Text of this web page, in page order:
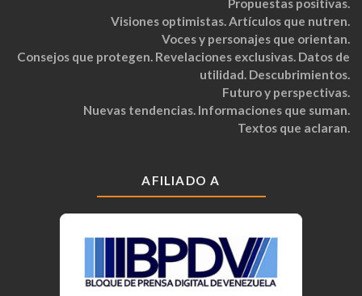
Propuestas positivas.
Visiones optimistas. Artículos que nutren.
Voces y personajes que orientan.
Consejos que protegen. Revelaciones exclusivas. Datos de
utilidad. Descubrimientos.
Futuro y perspectivas.
Nuevas tendencias. Informaciones que suman.
Textos que aclaran.
AFILIADO A